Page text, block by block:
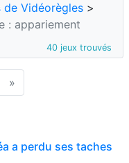
de Vidéorègles >
: appariement
40 jeux trouvés
»
a perdu ses taches